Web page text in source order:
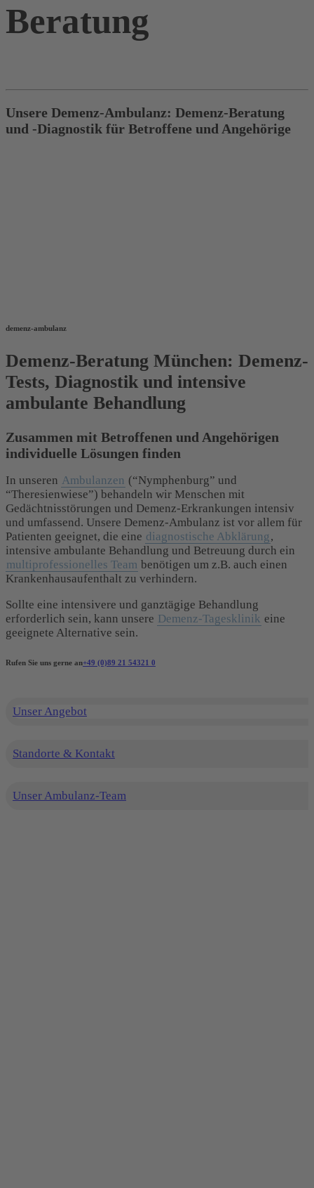
Beratung
Unsere Demenz-Ambulanz: Demenz-Beratung
und -Diagnostik für Betroffene und Angehörige
demenz-ambulanz
Demenz-Beratung München: Demenz-
Tests, Diagnostik und intensive
ambulante Behandlung
Zusammen mit Betroffenen und Angehörigen
individuelle Lösungen finden
In unseren Ambulanzen (“Nymphenburg” und
“Theresienwiese”) behandeln wir Menschen mit
Gedächtnisstörungen und Demenz-Erkrankungen intensiv
und umfassend. Unsere Demenz-Ambulanz ist vor allem für
Patienten geeignet, die eine diagnostische Abklärung ,
intensive ambulante Behandlung und Betreuung durch ein
multiprofessionelles Team benötigen um z.B. auch einen
Krankenhausaufenthalt zu verhindern.
Sollte eine intensivere und ganztägige Behandlung
erforderlich sein, kann unsere Demenz-Tagesklinik eine
geeignete Alternative sein.
Rufen Sie uns gerne an+49 (0)89 21 54321 0
Unser Angebot
Standorte & Kontakt
Unser Ambulanz-Team